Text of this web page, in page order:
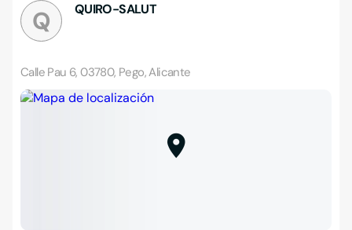
Q QUIRO-SALUT
Calle Pau 6, 03780, Pego, Alicante